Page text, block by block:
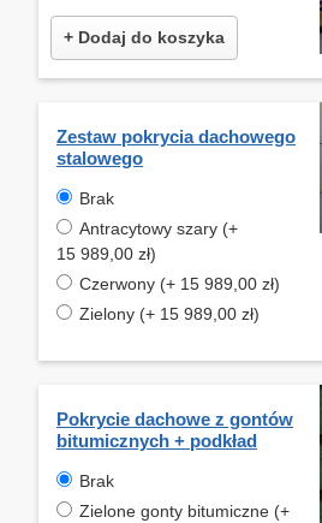
+ Dodaj do koszyka
Zestaw pokrycia dachowego
stalowego
Brak
Antracytowy szary (+
15 989,00 zł)
Czerwony (+ 15 989,00 zł)
Zielony (+ 15 989,00 zł)
Pokrycie dachowe z gontów
bitumicznych + podkład
Brak
Zielone gonty bitumiczne (+